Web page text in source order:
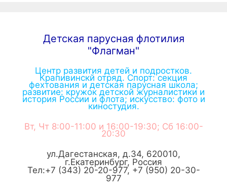
Детская парусная флотилия
"Флагман"
Центр развития детей и подростков.
Крапивинскй отряд. Спорт: секция
фехтования и детская парусная школа;
развитие: кружок детской журналистики и
история России и флота; искусство: фото и
киностудия.
Вт, Чт 8:00-11:00 и 16:00-19:30; Сб 16:00-
20:30
ул.Дагестанская, д.34, 620010,
г.Екатеринбург, Россия
Тел:+7 (343) 20-20-977, +7 (950) 20-30-
977